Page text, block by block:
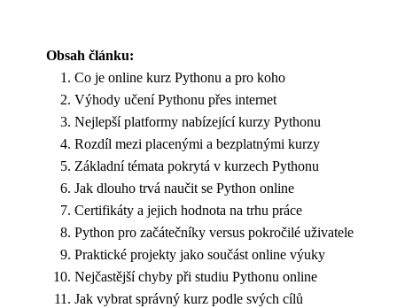
Obsah článku:
Co je online kurz Pythonu a pro koho
Výhody učení Pythonu přes internet
Nejlepší platformy nabízející kurzy Pythonu
Rozdíl mezi placenými a bezplatnými kurzy
Základní témata pokrytá v kurzech Pythonu
Jak dlouho trvá naučit se Python online
Certifikáty a jejich hodnota na trhu práce
Python pro začátečníky versus pokročilé uživatele
Praktické projekty jako součást online výuky
Nejčastější chyby při studiu Pythonu online
Jak vybrat správný kurz podle svých cílů